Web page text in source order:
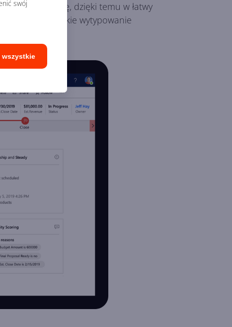
swój
wszystkie
daną chwilę, dzięki temu w łatwy
staje się szybkie wytypowanie